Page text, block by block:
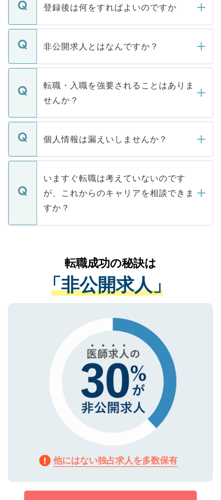
登録後は何をすればよいのですか
ご登録いただきましたら、弊社担当者がご
登録内容を確認し、その後メールもしくは
ます。通常、5営業日以内にはご連絡をせて
いただきますので、しばらくお待ちくださ
非公開求人とはなんですか？
マイナビDOCTORで取り扱っている求人の
うち約3割は、Webサイトからご覧いただ
けない「非公開求人」です。非公開求人は
下記の理由によって、一般には公開してい
ません。
■応募殺到を避けるため 人気のある医療機
関を公にしてしまうと、応募が殺到する場
に、医療機関が求める条件に合った人材の
みを人材紹介会社に依頼するケースが増え
ています。
転職・入職を強要されることはありま
せんか？
転職・入職を強要することは一切ありませ
ん。また、仮に応募先から内定をいただい
定を承諾する必要はありません。内定先へ
の辞退の連絡はキャリアパートナーが行い
個人情報は漏えいしませんか？
個人情報が漏えいすることはありませんの
で、ご安心ください。当サイトからの登録
などで収集したご登録者様の個人情報は、
ご本人のキャリアアップおよび転職活動の
支援を目的に使用いたします。お預かりし
ているすべての個人データはご本人の許可
は、個人情報の取り扱いについての厳密な
管理基準を満たした事業者のみに付与され
る、プライバシーマークを取得済みです。
で、機密保持に関してもご安心ください。
いますぐ転職は考えていないのです
が、これからのキャリアを相談できま
すか？
かがいして、現在の医療機関の状況や紹介
経験をまじえながら、適切なアドバイスを
させていただきます。すぐにご転職をされ
ない方には、長期的なサポートが可能です
ので、まずはご登録ください。
転職成功の秘訣は
「非公開求人」
他にはない独占求人を多数保有